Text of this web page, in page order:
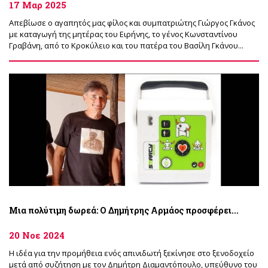
17 Μαρ 2025
Απεβίωσε ο αγαπητός μας φίλος και συμπατριώτης Γιώργος Γκάνος
με καταγωγή της μητέρας του Ειρήνης, το γένος Κωνσταντίνου
Γραβάνη, από το Κροκύλειο και του πατέρα του Βασίλη Γκάνου...
Μια πολύτιμη δωρεά: Ο Δημήτρης Αρμάος προσφέρει...
20 Νοε 2024
Η ιδέα για την προμήθεια ενός απινιδωτή ξεκίνησε στο ξενοδοχείο
μετά από συζήτηση με τον Δημήτρη Διαμαντόπουλο, υπεύθυνο του